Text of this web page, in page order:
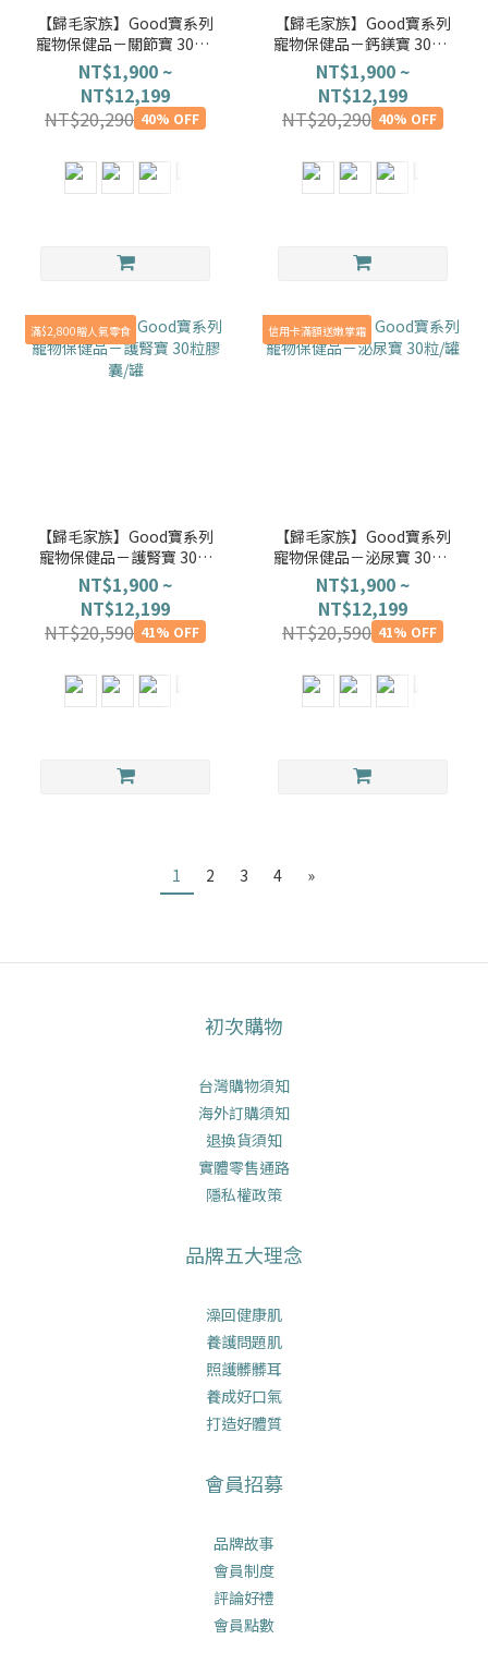
【歸毛家族】Good寶系列
寵物保健品－關節寶 30包/
盒
NT$1,900 ~
NT$12,199
NT$20,290 40% OFF
【歸毛家族】Good寶系列
寵物保健品－鈣鎂寶 30包/
盒
NT$1,900 ~
NT$12,199
NT$20,290 40% OFF
滿$2,800贈人氣零食
【歸毛家族】Good寶系列
寵物保健品－護腎寶 30粒
膠囊/罐
NT$1,900 ~
NT$12,199
NT$20,590 41% OFF
信用卡滿額送嫩掌霜
【歸毛家族】Good寶系列
寵物保健品－泌尿寶 30粒/
罐
NT$1,900 ~
NT$12,199
NT$20,590 41% OFF
1 2 3 4 »
初次購物
台灣購物須知
海外訂購須知
退換貨須知
實體零售通路
隱私權政策
品牌五大理念
澡回健康肌
養護問題肌
照護髒髒耳
養成好口氣
打造好體質
會員招募
品牌故事
會員制度
評論好禮
會員點數